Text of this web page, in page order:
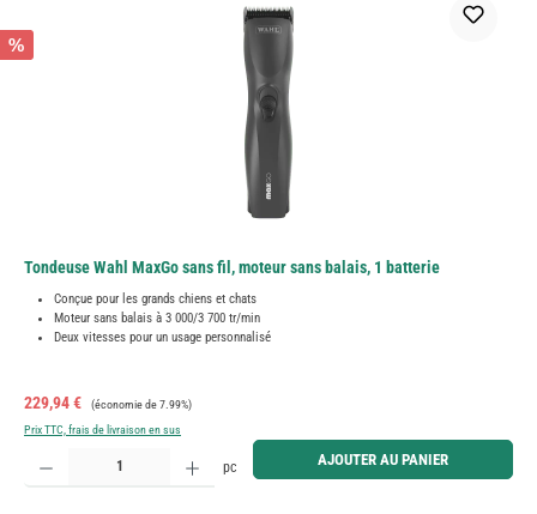
%
Tondeuse Wahl MaxGo sans fil, moteur sans balais, 1 batterie
Conçue pour les grands chiens et chats
Moteur sans balais à 3 000/3 700 tr/min
Deux vitesses pour un usage personnalisé
Prix de vente :
229,94 € Prix régulier :
(économie de 7.99%)
Prix TTC, frais de livraison en sus
Quantité de produit : Entrez la quantité souhaitée ou utilisez les boutons pour augmenter ou
pc AJOUTER AU PANIER